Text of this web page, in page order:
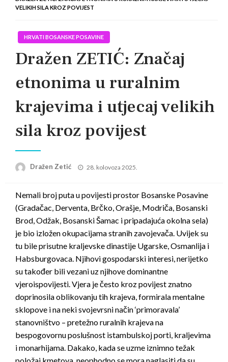
VELIKIH SILA KROZ POVIJEST
HRVATI BOSANSKE POSAVINE
Dražen ZETIĆ: Značaj
etnonima u ruralnim
krajevima i utjecaj velikih
sila kroz povijest
Dražen Zetić
Posted
28. kolovoza 2025.
Nemali broj puta u povijesti prostor Bosanske Posavine
(Gradačac, Derventa, Brčko, Orašje, Modriča, Bosanski
Brod, Odžak, Bosanski Šamac i pripadajuća okolna sela)
je bio izložen okupacijama stranih zavojevača. Uvijek su
tu bile prisutne kraljevske dinastije Ugarske, Osmanlija i
Habsburgovaca. Njihovi gospodarski interesi, nerijetko
su također bili vezani uz njihove dominantne
vjeroispovijesti. Vjera je često kroz povijest znatno
doprinosila oblikovanju tih krajeva, formirala mentalne
sklopove i na neki svojevrsni način ‘primoravala’
stanovništvo – pretežno ruralnih krajeva na
bespogovornu poslušnost istambulskoj porti, kraljevima
i monarhijama. Dakako, kada se uzme iznimno težak